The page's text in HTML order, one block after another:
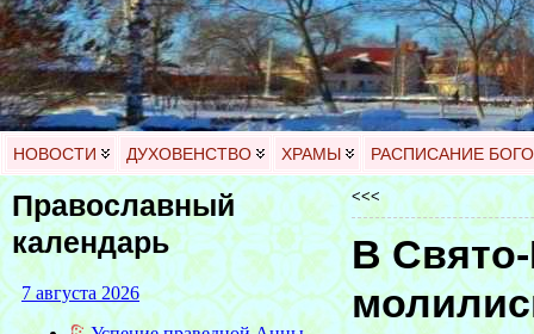
НОВОСТИ ДУХОВЕНСТВО ХРАМЫ РАСПИСАНИЕ
Православный
календарь
<<<
В Свято-